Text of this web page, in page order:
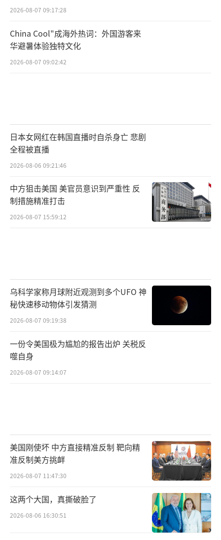
2026-08-07 09:17:28
China Cool"成海外热词：外国游客来
华避暑体验独特文化
2026-08-07 09:02:42
日本女网红在韩国直播时自杀身亡 悲剧
全程被直播
2026-08-06 09:21:46
中方狙击美国 美官员意识到严重性 反
制措施精准打击
2026-08-07 15:59:12
乌科学家称月球附近观测到多个UFO 神
秘快速移动物体引发猜测
2026-08-07 09:19:38
一份令美国极为尴尬的报告出炉 关税反
噬自身
2026-08-07 09:14:07
美国刚使坏 中方直接精准反制 靶向精
准反制美方挑衅
2026-08-07 11:47:30
这两个大国，真撕破脸了
2026-08-06 16:30:51